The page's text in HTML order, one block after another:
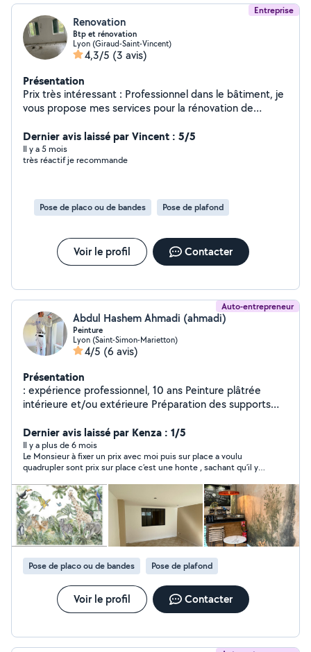
Entreprise
Renovation
Btp et rénovation
Lyon (Giraud-Saint-Vincent)
4,3/5 (3 avis)
Présentation
Prix très intéressant : Professionnel dans le bâtiment, je
vous propose mes services pour la rénovation de
domaine, je mets tout en œuvre pour transformer votre
espace de vie selon vos envies. Que ce soit pour des
travaux de peinture, pose de carrelage, nettoyage
grande importance aux finitions et à la satisfaction de
mes clients. Faites confiance à mon savoir-faire pour
d'informations et profitez d'un devis gratuit.** »
Dernier avis laissé par Vincent : 5/5
Il y a 5 mois
très réactif je recommande
Pose de placo ou de bandes Pose de plafond
Voir le profil Contacter
Auto-entrepreneur
Abdul Hashem Ahmadi (ahmadi)
Peinture
Lyon (Saint-Simon-Marietton)
4/5 (6 avis)
Présentation
: expérience professionnel, 10 ans Peinture plâtrée
intérieure et/ou extérieure Préparation des supports
de papier-peint toile de verre Réalisation de travaux
dans le neuf et/ou en rénovation enlever du banc Placot
Nettoyage de votre environnement de travail ainsi que
de vos outils Compétences requises : Être rigoureux et
capable d'effectuer des travaux minutieux Avoir le goût
du travail propre et des finitions selon les règles de l'art
Etre organisé Avoir un bon esprit d'équipe Savoir
travailler en autonomie Votre profil : Tom Peinture,
bâtiment
Dernier avis laissé par Kenza : 1/5
Il y a plus de 6 mois
Le Monsieur à fixer un prix avec moi puis sur place a voulu
quadrupler sont prix sur place c’est une honte , sachant qu’il y
Pose de placo ou de bandes Pose de plafond
Voir le profil Contacter